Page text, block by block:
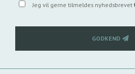
Jeg vil gerne tilmeldes nyhedsbrevet
GODKEND